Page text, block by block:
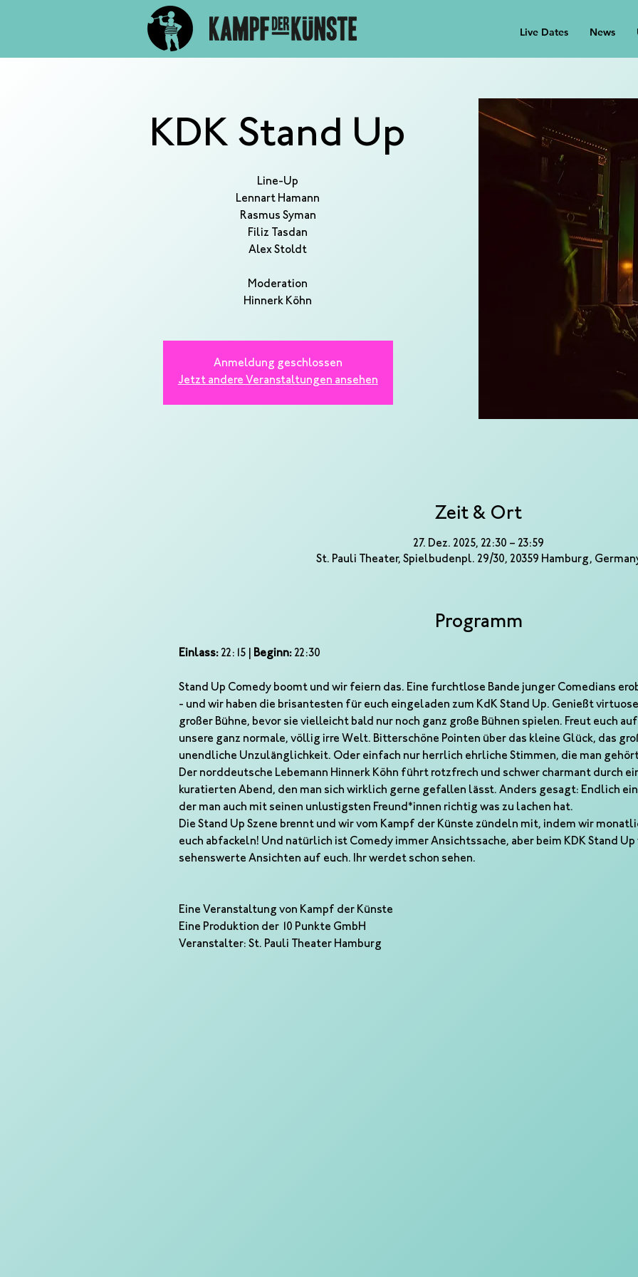
Live Dates News
KDK Stand Up
Line-Up
Lennart Hamann
Rasmus Syman
Filiz Tasdan
Alex Stoldt
Moderation
Hinnerk Köhn
Anmeldung geschlossen
Jetzt andere Veranstaltungen ansehen
Zeit & Ort
27. Dez. 2025, 22:30 – 23:59
St. Pauli Theater, Spielbudenpl. 29/30, 20359 Hamburg,
Programm
Einlass: 22:15 | Beginn: 22:30
Stand Up Comedy boomt und wir feiern das. Eine furchtlose Bande junger Comedians
- und wir haben die brisantesten für euch eingeladen zum KdK Stand Up. Genießt
großer Bühne, bevor sie vielleicht bald nur noch ganz große Bühnen spielen. Freut euch
unsere ganz normale, völlig irre Welt. Bitterschöne Pointen über das kleine Glück, das
unendliche Unzulänglichkeit. Oder einfach nur herrlich ehrliche Stimmen, die man
Der norddeutsche Lebemann Hinnerk Köhn führt rotzfrech und schwer charmant durch
kuratierten Abend, den man sich wirklich gerne gefallen lässt. Anders gesagt: Endlich
der man auch mit seinen unlustigsten Freund*innen richtig was zu lachen hat.
Die Stand Up Szene brennt und wir vom Kampf der Künste zündeln mit, indem wir
euch abfackeln! Und natürlich ist Comedy immer Ansichtssache, aber beim KDK Stand
sehenswerte Ansichten auf euch. Ihr werdet schon sehen.
Eine Veranstaltung von Kampf der Künste
Eine Produktion der 10 Punkte GmbH
Veranstalter: St. Pauli Theater Hamburg